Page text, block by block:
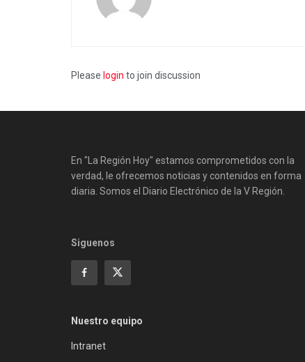
Please login to join discussion
En "La Región Hoy" estamos comprometidos con la
verdad, le ofrecemos noticias y contenidos en forma
diaria. Somos el Diario Electrónico de la V Región.
Siguenos
Nuestro equipo
Intranet